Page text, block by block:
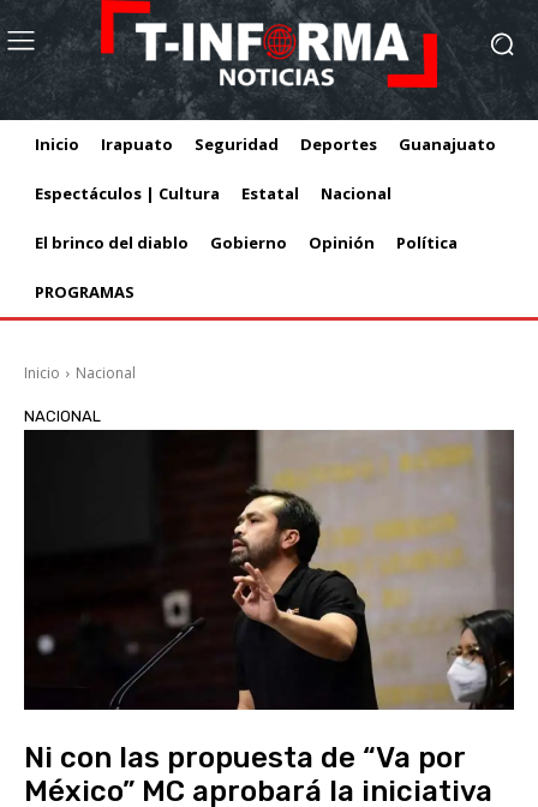
Inicio Irapuato Seguridad Deportes Guanajuato
Espectáculos | Cultura Estatal Nacional
El brinco del diablo Gobierno Opinión Política
PROGRAMAS
Inicio Nacional
NACIONAL
Ni con las propuesta de “Va por
México” MC aprobará la iniciativa